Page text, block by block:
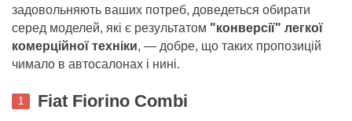
задовольняють ваших потреб, доведеться обирати
серед моделей, які є результатом "конверсії" легкої
комерційної техніки, — добре, що таких пропозицій
чимало в автосалонах і нині.
1 Fiat Fiorino Combi